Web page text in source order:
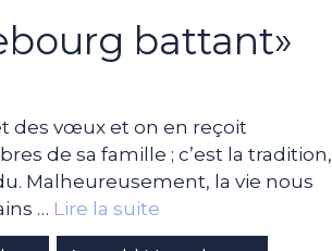
battant»
des vœux et on en reçoit
de sa famille ; c’est la tradition,
Malheureusement, la vie nous
… Lire la suite